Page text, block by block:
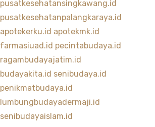
pusatkesehatansingkawang.id
pusatkesehatanpalangkaraya.id
apotekerku.id apotekmk.id
farmasiuad.id pecintabudaya.id
ragambudayajatim.id
budayakita.id senibudaya.id
penikmatbudaya.id
lumbungbudayadermaji.id
senibudayaislam.id